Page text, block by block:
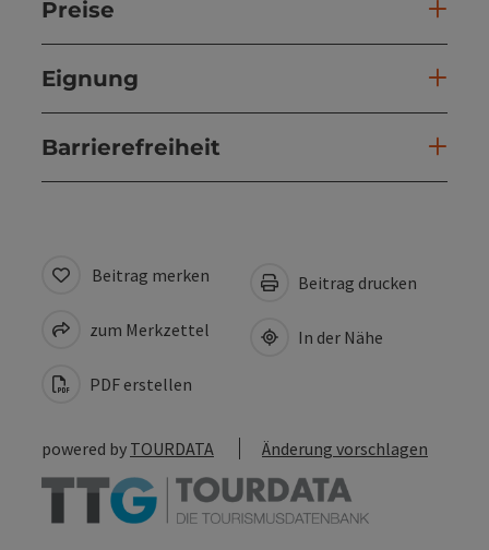
Preise
Eignung
Barrierefreiheit
Beitrag merken
zum Merkzettel
PDF erstellen
Beitrag drucken
In der Nähe
powered by TOURDATA Änderung vorschlagen